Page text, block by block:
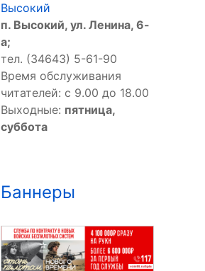
Высокий
п. Высокий, ул. Ленина, 6-
а;
тел. (34643) 5-61-90
Время обслуживания
читателей: с 9.00 до 18.00
Выходные: пятница,
суббота
Баннеры